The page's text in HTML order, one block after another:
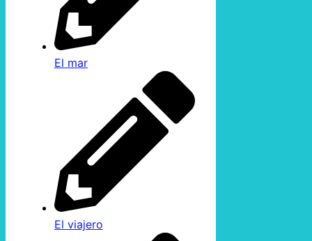
El mar
El viajero